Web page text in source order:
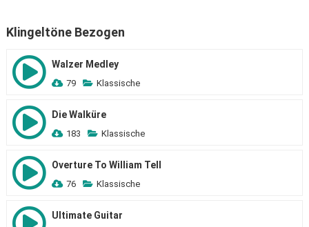
Klingeltöne Bezogen
Walzer Medley
79 Klassische
Die Walküre
183 Klassische
Overture To William Tell
76 Klassische
Ultimate Guitar